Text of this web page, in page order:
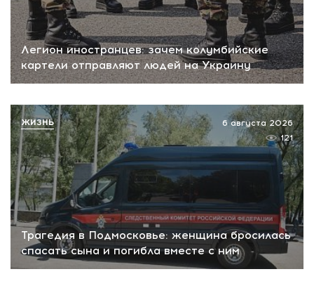
Легион иностранцев: зачем колумбийские
картели отправляют людей на Украину
Трагедия в Подмосковье: женщина бросилась
спасать сына и погибла вместе с ним
6 августа 2026
121
ЖИЗНЬ